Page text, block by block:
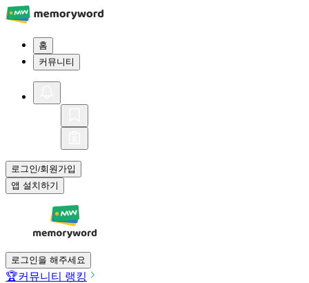
홈
커뮤니티
로그인/회원가입
앱 설치하기
로그인을 해주세요
🏆커뮤니티 랭킹